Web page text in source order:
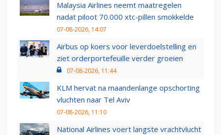
Malaysia Airlines neemt maatregelen
nadat piloot 70.000 xtc-pillen smokkelde
07-08-2026, 14:07
Airbus op koers voor leverdoelstelling en
ziet orderportefeuille verder groeien
07-08-2026, 11:44
KLM hervat na maandenlange opschorting
vluchten naar Tel Aviv
07-08-2026, 11:10
National Airlines voert langste vrachtvlucht